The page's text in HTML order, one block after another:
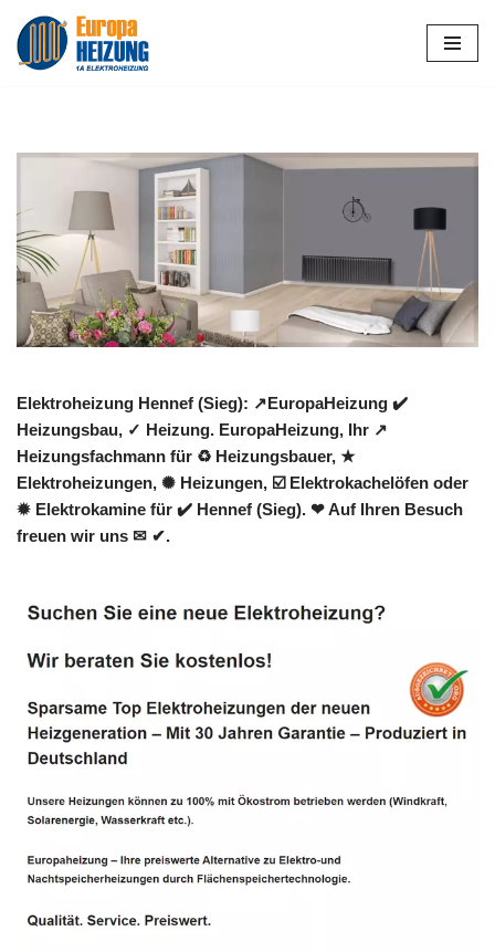
Zum
Elektroheizung Hennef (Sieg): ↗️EuropaHeizung ✔️
Heizungsbau, ✓ Heizung. EuropaHeizung, Ihr ↗️
Heizungsfachmann für ♻ Heizungsbauer, ★
Elektroheizungen, ✺ Heizungen, ☑️ Elektrokachelöfen oder
✹ Elektrokamine für ✔️ Hennef (Sieg). ❤ Auf Ihren Besuch
freuen wir uns ✉ ✔.